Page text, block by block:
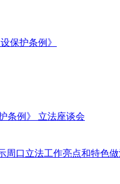
保护条例》
条例》 立法座谈会
周口立法工作亮点和特色